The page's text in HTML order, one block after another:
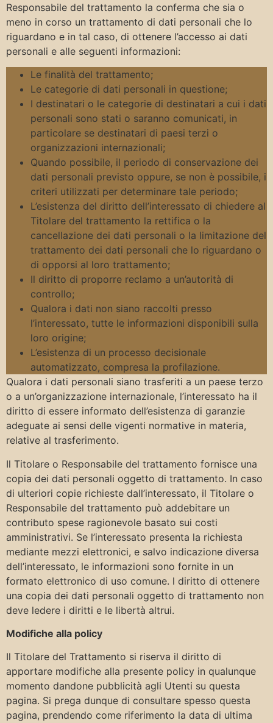
Responsabile del trattamento la conferma che sia o
meno in corso un trattamento di dati personali che lo
riguardano e in tal caso, di ottenere l’accesso ai dati
personali e alle seguenti informazioni:
Le finalità del trattamento;
Le categorie di dati personali in questione;
I destinatari o le categorie di destinatari a cui i dati
personali sono stati o saranno comunicati, in
particolare se destinatari di paesi terzi o
organizzazioni internazionali;
Quando possibile, il periodo di conservazione dei
dati personali previsto oppure, se non è possibile, i
criteri utilizzati per determinare tale periodo;
L’esistenza del diritto dell’interessato di chiedere al
Titolare del trattamento la rettifica o la
cancellazione dei dati personali o la limitazione del
trattamento dei dati personali che lo riguardano o
di opporsi al loro trattamento;
Il diritto di proporre reclamo a un’autorità di
controllo;
Qualora i dati non siano raccolti presso
l’interessato, tutte le informazioni disponibili sulla
loro origine;
L’esistenza di un processo decisionale
automatizzato, compresa la profilazione.
Qualora i dati personali siano trasferiti a un paese terzo
o a un’organizzazione internazionale, l’interessato ha il
diritto di essere informato dell’esistenza di garanzie
adeguate ai sensi delle vigenti normative in materia,
relative al trasferimento.
Il Titolare o Responsabile del trattamento fornisce una
copia dei dati personali oggetto di trattamento. In caso
di ulteriori copie richieste dall’interessato, il Titolare o
Responsabile del trattamento può addebitare un
contributo spese ragionevole basato sui costi
amministrativi. Se l’interessato presenta la richiesta
mediante mezzi elettronici, e salvo indicazione diversa
dell’interessato, le informazioni sono fornite in un
formato elettronico di uso comune. l diritto di ottenere
una copia dei dati personali oggetto di trattamento non
deve ledere i diritti e le libertà altrui.
Modifiche alla policy
Il Titolare del Trattamento si riserva il diritto di
apportare modifiche alla presente policy in qualunque
momento dandone pubblicità agli Utenti su questa
pagina. Si prega dunque di consultare spesso questa
pagina, prendendo come riferimento la data di ultima